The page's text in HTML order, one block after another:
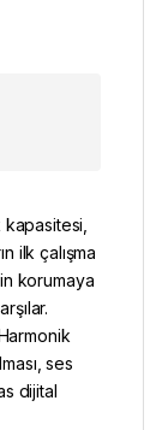
ilk çalışma
korumaya
ses
dijital